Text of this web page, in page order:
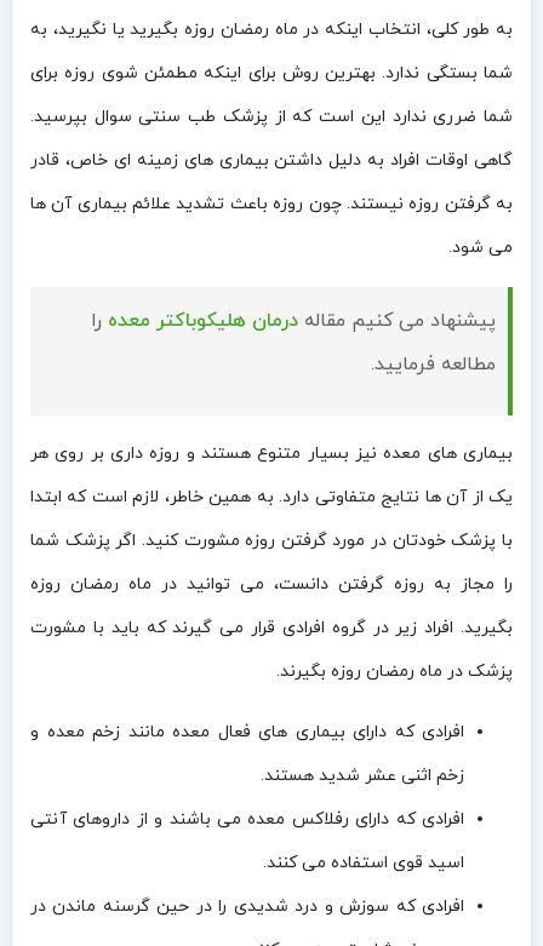
به طور کلی، انتخاب اینکه در ماه رمضان روزه بگیرید یا نگیرید، به
شما بستگی ندارد. بهترین روش برای اینکه مطمئن شوی روزه برای
شما ضرری ندارد این است که از پزشک طب سنتی سوال بپرسید.
گاهی اوقات افراد به دلیل داشتن بیماری های زمینه ای خاص، قادر
به گرفتن روزه نیستند. چون روزه باعث تشدید علائم بیماری آن ها
می شود.
پیشنهاد می کنیم مقاله درمان هلیکوباکتر معده را
مطالعه فرمایید.
بیماری های معده نیز بسیار متنوع هستند و روزه داری بر روی هر
یک از آن ها نتایج متفاوتی دارد. به همین خاطر، لازم است که ابتدا
با پزشک خودتان در مورد گرفتن روزه مشورت کنید. اگر پزشک شما
را مجاز به روزه گرفتن دانست، می توانید در ماه رمضان روزه
بگیرید. افراد زیر در گروه افرادی قرار می گیرند که باید با مشورت
پزشک در ماه رمضان روزه بگیرند.
افرادی که دارای بیماری های فعال معده مانند زخم معده و
زخم اثنی عشر شدید هستند.
افرادی که دارای رفلاکس معده می باشند و از داروهای آنتی
اسید قوی استفاده می کنند.
افرادی که سوزش و درد شدیدی را در حین گرسنه ماندن در